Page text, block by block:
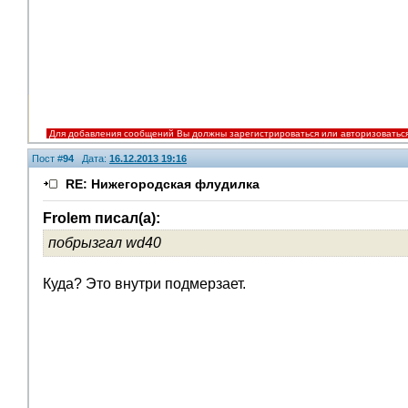
Для добавления сообщений Вы должны зарегистрироваться или
Пост #94Дата: 16.12.2013 19:16
RE: Нижегородская флудилка
Frolem писал(а):
побрызгал wd40
Куда? Это внутри подмерзает.